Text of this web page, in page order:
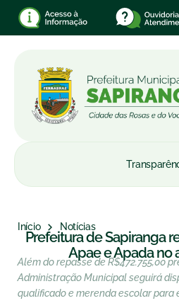
Início Notícias
Prefeitura de Sapiranga
Apae e Apada no
Além do repasse de R$472.755,00
Administração Municipal seguirá
qualificado e merenda escolar para